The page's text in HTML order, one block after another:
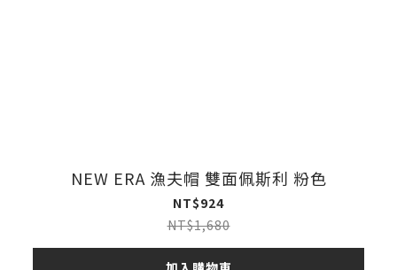
NEW ERA 漁夫帽 雙面佩斯利 粉色
NT$924
NT$1,680